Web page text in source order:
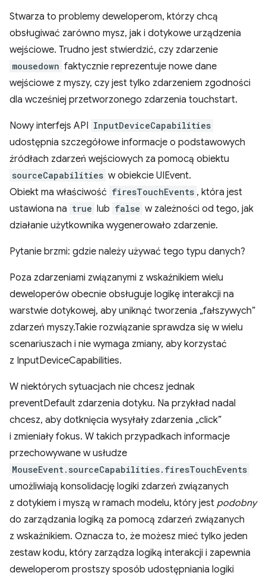
Stwarza to problemy deweloperom, którzy chcą
obsługiwać zarówno mysz, jak i dotykowe urządzenia
wejściowe. Trudno jest stwierdzić, czy zdarzenie
mousedown faktycznie reprezentuje nowe dane
wejściowe z myszy, czy jest tylko zdarzeniem zgodności
dla wcześniej przetworzonego zdarzenia touchstart.
Nowy interfejs API InputDeviceCapabilities
udostępnia szczegółowe informacje o podstawowych
źródłach zdarzeń wejściowych za pomocą obiektu
sourceCapabilities w obiekcie UIEvent.
Obiekt ma właściwość firesTouchEvents , która jest
ustawiona na true lub false w zależności od tego, jak
działanie użytkownika wygenerowało zdarzenie.
Pytanie brzmi: gdzie należy używać tego typu danych?
Poza zdarzeniami związanymi z wskaźnikiem wielu
deweloperów obecnie obsługuje logikę interakcji na
warstwie dotykowej, aby uniknąć tworzenia „fałszywych”
zdarzeń myszy.Takie rozwiązanie sprawdza się w wielu
scenariuszach i nie wymaga zmiany, aby korzystać
z InputDeviceCapabilities.
W niektórych sytuacjach nie chcesz jednak
preventDefault zdarzenia dotyku. Na przykład nadal
chcesz, aby dotknięcia wysyłały zdarzenia „click”
i zmieniały fokus. W takich przypadkach informacje
przechowywane w usłudze
MouseEvent.sourceCapabilities.firesTouchEvents
umożliwiają konsolidację logiki zdarzeń związanych
z dotykiem i myszą w ramach modelu, który jest podobny
do zarządzania logiką za pomocą zdarzeń związanych
z wskaźnikiem. Oznacza to, że możesz mieć tylko jeden
zestaw kodu, który zarządza logiką interakcji i zapewnia
deweloperom prostszy sposób udostępniania logiki